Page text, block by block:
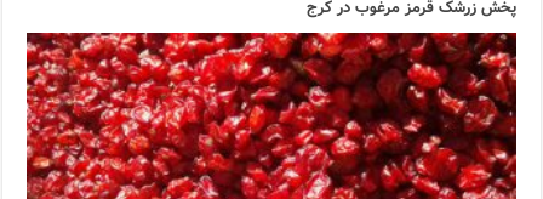
پخش زرشک قرمز مرغوب در کرج